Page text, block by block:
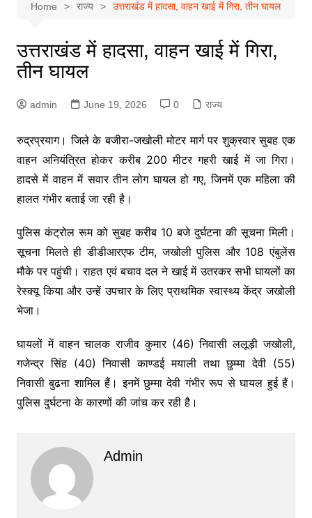
Home राज्य उत्तराखंड में हादसा, वाहन खाई में गिरा, तीन घायल
उत्तराखंड में हादसा, वाहन खाई में गिरा,
तीन घायल
admin June 19, 2026 0 राज्य
रुद्रप्रयाग। जिले के बजीरा-जखोली मोटर मार्ग पर शुक्रवार सुबह एक
वाहन अनियंत्रित होकर करीब 200 मीटर गहरी खाई में जा गिरा।
हादसे में वाहन में सवार तीन लोग घायल हो गए, जिनमें एक महिला की
हालत गंभीर बताई जा रही है।
पुलिस कंट्रोल रूम को सुबह करीब 10 बजे दुर्घटना की सूचना मिली।
सूचना मिलते ही डीडीआरएफ टीम, जखोली पुलिस और 108 एंबुलेंस
मौके पर पहुंची। राहत एवं बचाव दल ने खाई में उतरकर सभी घायलों का
रेस्क्यू किया और उन्हें उपचार के लिए प्राथमिक स्वास्थ्य केंद्र जखोली
भेजा।
घायलों में वाहन चालक राजीव कुमार (46) निवासी ललूड़ी जखोली,
गजेन्द्र सिंह (40) निवासी काण्डई मयाली तथा छुम्मा देवी (55)
निवासी बुढना शामिल हैं। इनमें छुम्मा देवी गंभीर रूप से घायल हुई हैं।
पुलिस दुर्घटना के कारणों की जांच कर रही है।
Admin